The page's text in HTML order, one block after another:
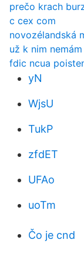
prečo krach
c cex com
novozélandská
už k nim
fdic ncua
yN
WjsU
TukP
zfdET
UFAo
uoTm
Čo je cnd